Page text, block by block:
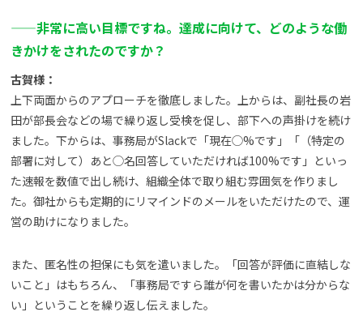
——非常に高い目標ですね。達成に向けて、どのような働
きかけをされたのですか？
古賀様：
上下両面からのアプローチを徹底しました。上からは、副社長の岩
田が部長会などの場で繰り返し受検を促し、部下への声掛けを続け
ました。下からは、事務局がSlackで「現在◯%です」「（特定の
部署に対して）あと◯名回答していただければ100%です」といっ
た速報を数値で出し続け、組織全体で取り組む雰囲気を作りまし
た。御社からも定期的にリマインドのメールをいただけたので、運
営の助けになりました。
また、匿名性の担保にも気を遣いました。「回答が評価に直結しな
いこと」はもちろん、「事務局ですら誰が何を書いたかは分からな
い」ということを繰り返し伝えました。